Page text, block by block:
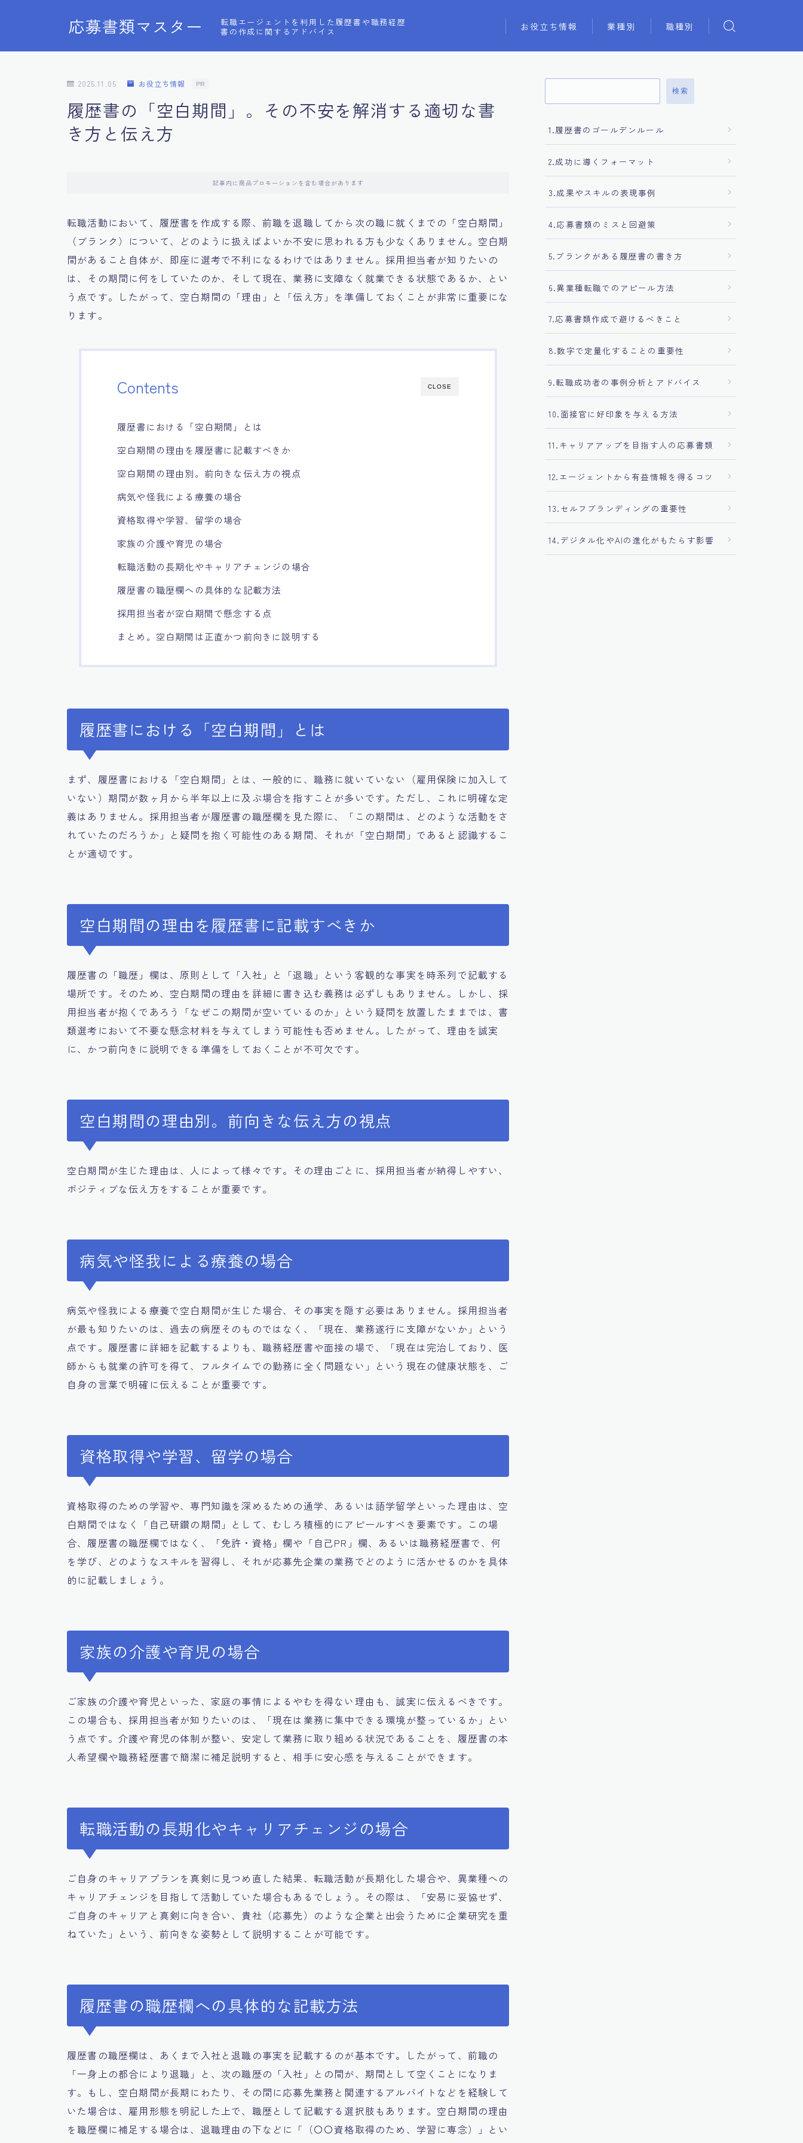
応募書類マスター
転職エージェントを利用した履歴書や職務経歴
書の作成に関するアドバイス
お役立ち情報 業種別 職種別
2025.11.05 お役立ち情報 PR
履歴書の「空白期間」。その不安を解消する適切な書
き方と伝え方
記事内に商品プロモーションを含む場合があります
転職活動において、履歴書を作成する際、前職を退職してから次の職に就くまでの「空白期間」
（ブランク）について、どのように扱えばよいか不安に思われる方も少なくありません。空白期
間があること自体が、即座に選考で不利になるわけではありません。採用担当者が知りたいの
は、その期間に何をしていたのか、そして現在、業務に支障なく就業できる状態であるか、とい
う点です。したがって、空白期間の「理由」と「伝え方」を準備しておくことが非常に重要にな
ります。
CLOSE
Contents
履歴書における「空白期間」とは
空白期間の理由を履歴書に記載すべきか
空白期間の理由別。前向きな伝え方の視点
病気や怪我による療養の場合
資格取得や学習、留学の場合
家族の介護や育児の場合
転職活動の長期化やキャリアチェンジの場合
履歴書の職歴欄への具体的な記載方法
採用担当者が空白期間で懸念する点
まとめ。空白期間は正直かつ前向きに説明する
履歴書における「空白期間」とは
まず、履歴書における「空白期間」とは、一般的に、職務に就いていない（雇用保険に加入して
いない）期間が数ヶ月から半年以上に及ぶ場合を指すことが多いです。ただし、これに明確な定
義はありません。採用担当者が履歴書の職歴欄を見た際に、「この期間は、どのような活動をさ
れていたのだろうか」と疑問を抱く可能性のある期間、それが「空白期間」であると認識するこ
とが適切です。
空白期間の理由を履歴書に記載すべきか
履歴書の「職歴」欄は、原則として「入社」と「退職」という客観的な事実を時系列で記載する
場所です。そのため、空白期間の理由を詳細に書き込む義務は必ずしもありません。しかし、採
用担当者が抱くであろう「なぜこの期間が空いているのか」という疑問を放置したままでは、書
類選考において不要な懸念材料を与えてしまう可能性も否めません。したがって、理由を誠実
に、かつ前向きに説明できる準備をしておくことが不可欠です。
空白期間の理由別。前向きな伝え方の視点
空白期間が生じた理由は、人によって様々です。その理由ごとに、採用担当者が納得しやすい、
ポジティブな伝え方をすることが重要です。
病気や怪我による療養の場合
病気や怪我による療養で空白期間が生じた場合、その事実を隠す必要はありません。採用担当者
が最も知りたいのは、過去の病歴そのものではなく、「現在、業務遂行に支障がないか」という
点です。履歴書に詳細を記載するよりも、職務経歴書や面接の場で、「現在は完治しており、医
師からも就業の許可を得て、フルタイムでの勤務に全く問題ない」という現在の健康状態を、ご
自身の言葉で明確に伝えることが重要です。
資格取得や学習、留学の場合
資格取得のための学習や、専門知識を深めるための通学、あるいは語学留学といった理由は、空
白期間ではなく「自己研鑽の期間」として、むしろ積極的にアピールすべき要素です。この場
合、履歴書の職歴欄ではなく、「免許・資格」欄や「自己PR」欄、あるいは職務経歴書で、何
を学び、どのようなスキルを習得し、それが応募先企業の業務でどのように活かせるのかを具体
的に記載しましょう。
家族の介護や育児の場合
ご家族の介護や育児といった、家庭の事情によるやむを得ない理由も、誠実に伝えるべきです。
この場合も、採用担当者が知りたいのは、「現在は業務に集中できる環境が整っているか」とい
う点です。介護や育児の体制が整い、安定して業務に取り組める状況であることを、履歴書の本
人希望欄や職務経歴書で簡潔に補足説明すると、相手に安心感を与えることができます。
転職活動の長期化やキャリアチェンジの場合
ご自身のキャリアプランを真剣に見つめ直した結果、転職活動が長期化した場合や、異業種への
キャリアチェンジを目指して活動していた場合もあるでしょう。その際は、「安易に妥協せず、
ご自身のキャリアと真剣に向き合い、貴社（応募先）のような企業と出会うために企業研究を重
ねていた」という、前向きな姿勢として説明することが可能です。
履歴書の職歴欄への具体的な記載方法
履歴書の職歴欄は、あくまで入社と退職の事実を記載するのが基本です。したがって、前職の
「一身上の都合により退職」と、次の職歴の「入社」との間が、期間として空くことになりま
す。もし、空白期間が長期にわたり、その間に応募先業務と関連するアルバイトなどを経験して
いた場合は、雇用形態を明記した上で、職歴として記載する選択肢もあります。空白期間の理由
を職歴欄に補足する場合は、退職理由の下などに「（〇〇資格取得のため、学習に専念）」とい
検索
1.履歴書のゴールデンルール
2.成功に導くフォーマット
3.成果やスキルの表現事例
4.応募書類のミスと回避策
5.ブランクがある履歴書の書き方
6.異業種転職でのアピール方法
7.応募書類作成で避けるべきこと
8.数字で定量化することの重要性
9.転職成功者の事例分析とアドバイス
10.面接官に好印象を与える方法
11.キャリアアップを目指す人の応募書類
12.エージェントから有益情報を得るコツ
13.セルフブランディングの重要性
14.デジタル化やAIの進化がもたらす影響